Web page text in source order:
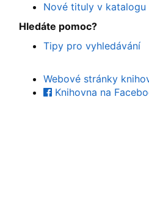
Nové tituly v katalogu
Hledáte pomoc?
Tipy pro vyhledávání
Webové stránky
Knihovna na